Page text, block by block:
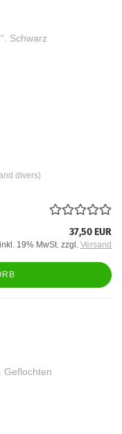
divers)
37,50 EUR
inkl. 19% MwSt. zzgl. Versand